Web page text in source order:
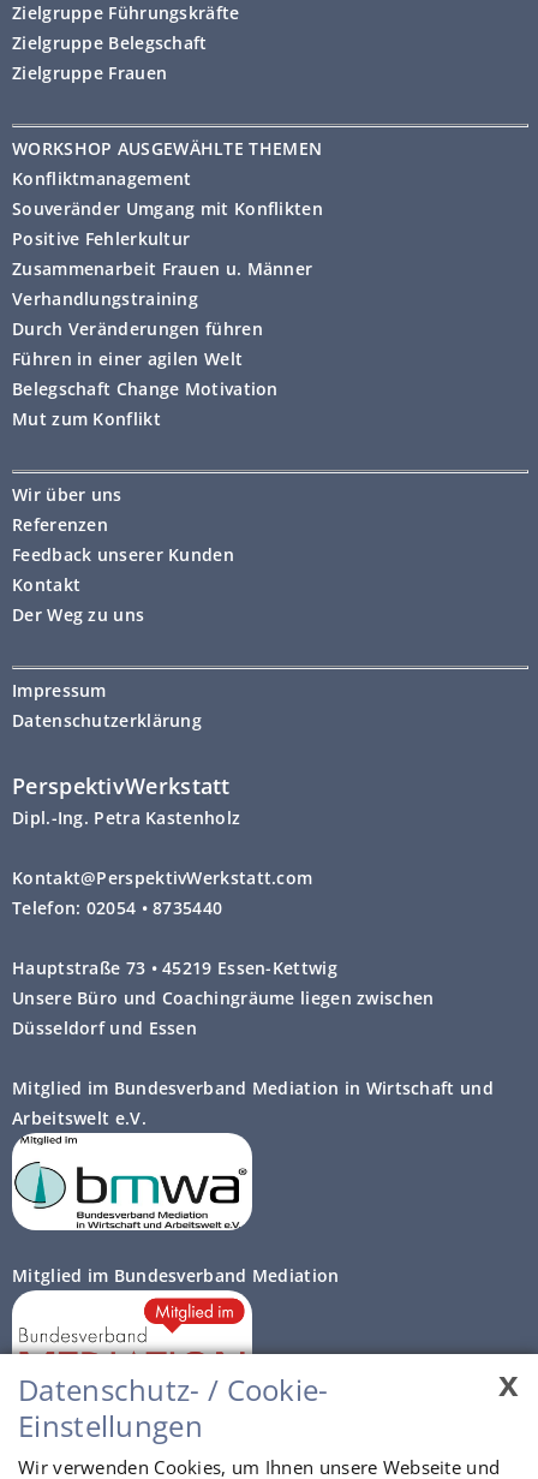
Zielgruppe Führungskräfte
Zielgruppe Belegschaft
Zielgruppe Frauen
WORKSHOP AUSGEWÄHLTE THEMEN
Konfliktmanagement
Souveränder Umgang mit Konflikten
Positive Fehlerkultur
Zusammenarbeit Frauen u. Männer
Verhandlungstraining
Durch Veränderungen führen
Führen in einer agilen Welt
Belegschaft Change Motivation
Mut zum Konflikt
Wir über uns
Referenzen
Feedback unserer Kunden
Kontakt
Der Weg zu uns
Impressum
Datenschutzerklärung
PerspektivWerkstatt
Dipl.-Ing. Petra Kastenholz
Kontakt@PerspektivWerkstatt.com
Telefon: 02054 • 8735440
Hauptstraße 73 • 45219 Essen-Kettwig
Unsere Büro und Coachingräume liegen zwischen
Düsseldorf und Essen
Mitglied im Bundesverband Mediation in Wirtschaft und
Arbeitswelt e.V.
Mitglied im Bundesverband Mediation
Autorisierte Prozessberater
x
Datenschutz- / Cookie-
Einstellungen
Wir verwenden Cookies, um Ihnen unsere Webseite und